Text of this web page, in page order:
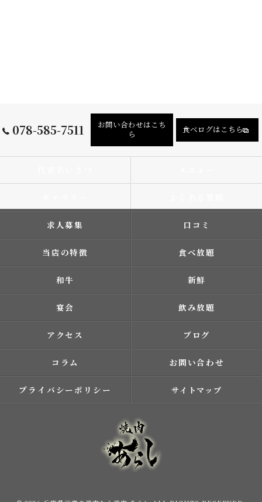
078-585-7511
お問い合わせはこち
ら
食べログはこちら
求人募集 口コミ
当店の特徴 食べ放題
和牛 新鮮
宴会 飲み放題
アクセス ブログ
コラム お問い合わせ
プライバシーポリシー サイトマップ